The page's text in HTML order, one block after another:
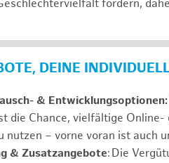
fördern,
DEINE
& Entwicklungsoptionen:
die Chance, vielfältige
nutzen – vorne voran ist auch
& Zusatzangebote: Die